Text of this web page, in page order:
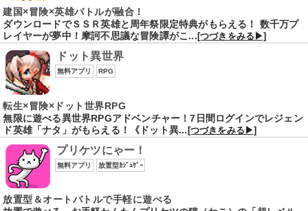
建国×冒険×英雄バトルが融合！
ダウンロードでＳＳＲ英雄と周年祭限定特典がもらえる！ 数千万プ
レイヤーが夢中！摩訶不思議な冒険譚がこ... [つづきをみる▶]
ドット異世界
無料アプリ RPG
転生×冒険×ドット世界RPG
無限に遊べる異世界RPGアドベンチャー！7日間ログインでレジェン
ド英雄「ナタ」がもらえる！《ドット異... [つづきをみる▶]
プリケツにゃー！
無料アプリ 放置型ｶｼﾞｭｹﾞｰ
放置型＆オートバトルで手軽に遊べる